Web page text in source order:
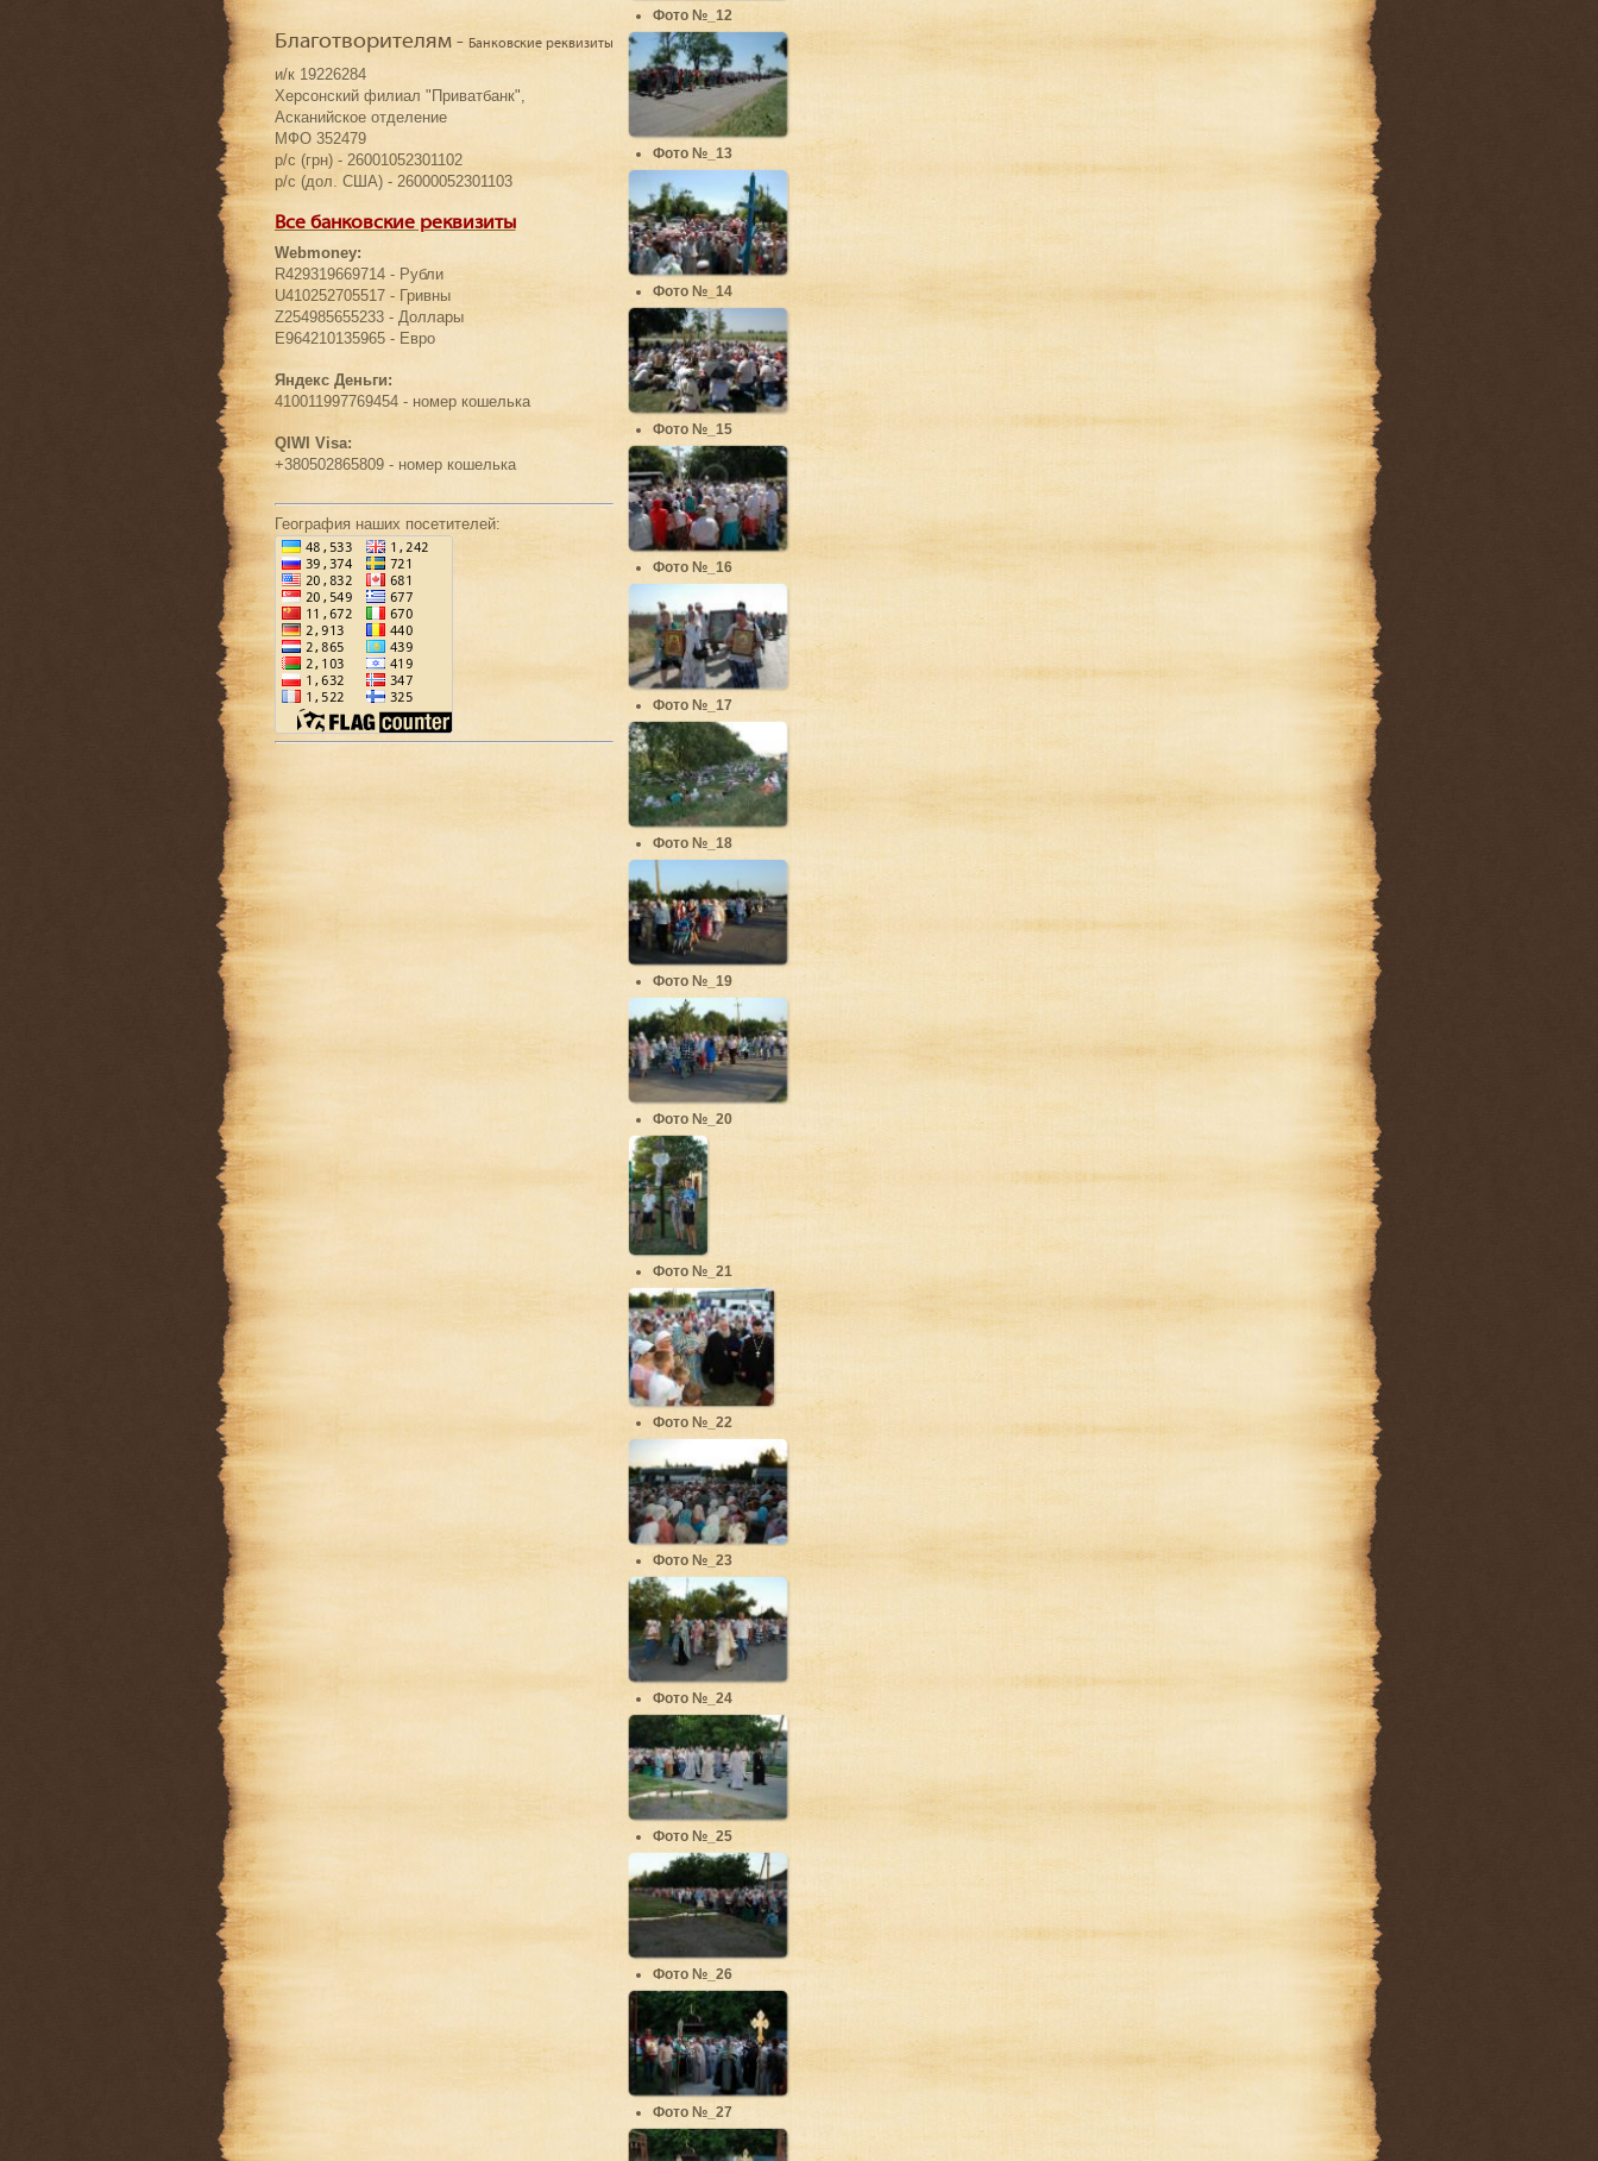
Фото №_12
Фото №_13
Фото №_14
Фото №_15
Фото №_16
Фото №_17
Фото №_18
Фото №_19
Фото №_20
Фото №_21
Фото №_22
Фото №_23
Фото №_24
Фото №_25
Фото №_26
Фото №_27
Благотворителям - Банковские реквизиты
и/к 19226284
Херсонский филиал "Приватбанк",
Асканийское отделение
МФО 352479
р/с (грн) - 26001052301102
р/с (дол. США) - 26000052301103
Все банковские реквизиты
Webmoney:
R429319669714 - Рубли
U410252705517 - Гривны
Z254985655233 - Доллары
E964210135965 - Евро
Яндекс Деньги:
410011997769454 - номер кошелька
QIWI Visa:
+380502865809 - номер кошелька
География наших посетителей: